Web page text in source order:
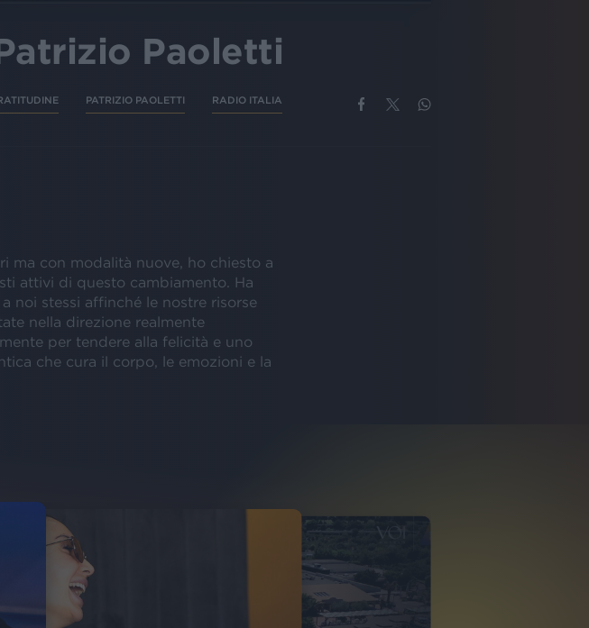
Paoletti
PATRIZIO PAOLETTI RADIO ITALIA
ma con modalità nuove, ho chiesto a
attivi di questo cambiamento. Ha
noi stessi affinché le nostre risorse
nella direzione realmente
per tendere alla felicità e uno
che cura il corpo, le emozioni e la